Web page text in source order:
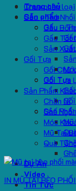
Trang chủ
Sản phẩm
Gấu –
Gối Tựa
Sản
Mũ
Dự Án
Video
Tin Tức
Chưa phân loại
Gấu - Thú
Gấu
Gấu Tốt
Sản
Gối Tựa
Gối Chữ
Gối Tựa
Sản Phẩm Khác
Chăn Nỉ
Ghế
Móc
Mũ Tai
Quà
IN MŨ TAI BÈO